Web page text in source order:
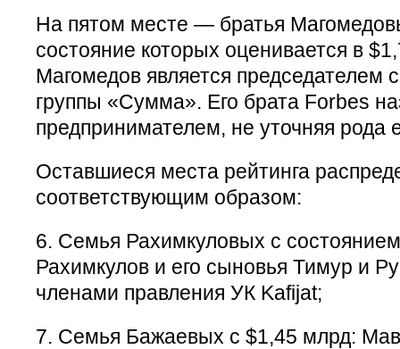
На пятом месте — братья
состояние которых оценивается в
Магомедов является председателем
группы «Сумма». Его брата Forbes
предпринимателем, не уточняя рода
Оставшиеся места рейтинга
соответствующим образом:
6. Семья Рахимкуловых с
Рахимкулов и его сыновья Тимур и
членами правления УК Kafijat;
7. Семья Бажаевых с $1,45 млрд: